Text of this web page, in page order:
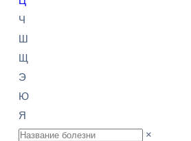
Ч
Ш
Щ
Э
Ю
Я
×